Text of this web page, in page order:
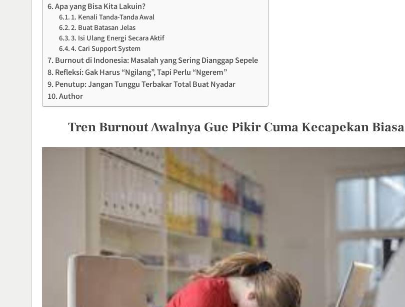
Apa yang Bisa Kita Lakuin?
1. Kenali Tanda-Tanda Awal
2. Buat Batasan Jelas
3. Isi Ulang Energi Secara Aktif
4. Cari Support System
Burnout di Indonesia: Masalah yang Sering Dianggap Sepele
Refleksi: Gak Harus “Ngilang”, Tapi Perlu “Ngerem”
Penutup: Jangan Tunggu Terbakar Total Buat Nyadar
Author
Tren Burnout Awalnya Gue Pikir Cuma Kecapekan Biasa